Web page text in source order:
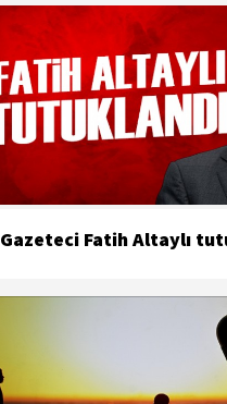
Gazeteci Fatih Altaylı